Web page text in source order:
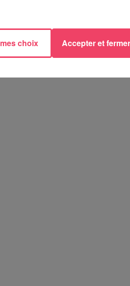
choix Accepter et fermer